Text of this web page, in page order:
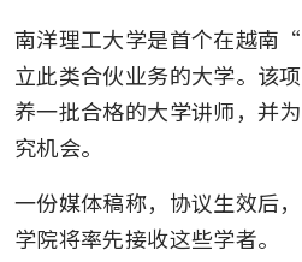
南洋理工大学是首个在越南
立此类合伙业务的大学。该
养一批合格的大学讲师，并
究机会。
一份媒体稿称，协议生效后
学院将率先接收这些学者。